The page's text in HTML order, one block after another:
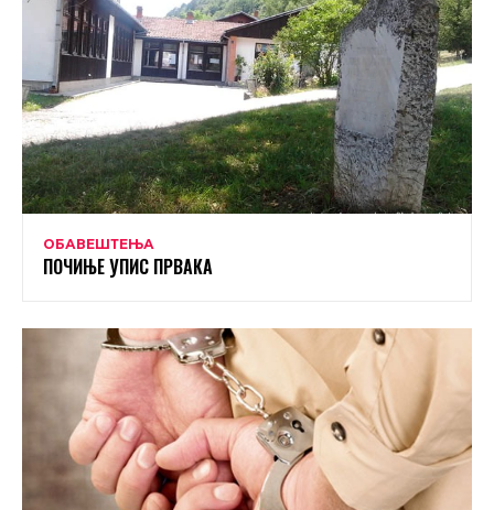
ОБАВЕШТЕЊА
ПОЧИЊЕ УПИС ПРВАКА